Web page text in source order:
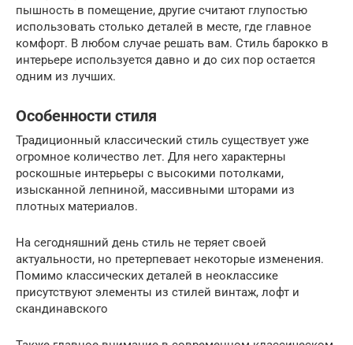
пышность в помещение, другие считают глупостью
использовать столько деталей в месте, где главное
комфорт. В любом случае решать вам. Стиль барокко в
интерьере используется давно и до сих пор остается
одним из лучших.
Особенности стиля
Традиционный классический стиль существует уже
огромное количество лет. Для него характерны
роскошные интерьеры с высокими потолками,
изысканной лепниной, массивными шторами из
плотных материалов.
На сегодняшний день стиль не теряет своей
актуальности, но претерпевает некоторые изменения.
Помимо классических деталей в неоклассике
присутствуют элементы из стилей винтаж, лофт и
скандинавского